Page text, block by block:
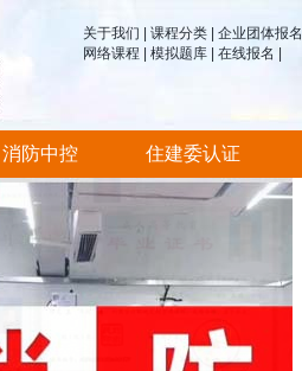
关于我们 课程分类| 企业团体报名
网络课程
模拟题库| 在线报名
消防中控 住建委认证